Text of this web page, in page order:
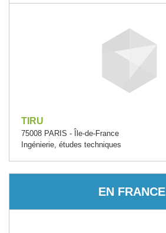
TIRU
75008 PARIS - Île-de-France
Ingénierie, études techniques
EN FRANCE